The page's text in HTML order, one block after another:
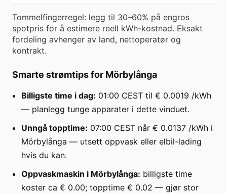
Tommelfingerregel: legg til 30–60% på engros
spotpris for å estimere reell kWh-kostnad. Eksakt
fordeling avhenger av land, nettoperatør og
kontrakt.
Smarte strømtips for Mörbylånga
Billigste time i dag: 01:00 CEST til € 0.0019 /kWh
— planlegg tunge apparater i dette vinduet.
Unngå topptime: 07:00 CEST når € 0.0137 /kWh i
Mörbylånga — utsett oppvask eller elbil-lading
hvis du kan.
Oppvaskmaskin i Mörbylånga: billigste time
koster ca € 0.00; topptime € 0.02 — gjør stor